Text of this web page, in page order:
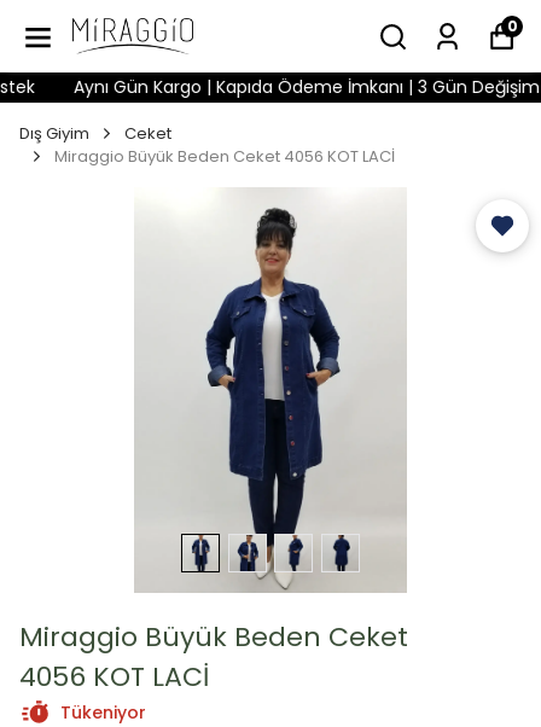
0
Aynı Gün Kargo | Kapıda Ödeme İmkanı | 3 Gün Değişim
Dış Giyim
Ceket
Miraggio Büyük Beden Ceket 4056 KOT LACİ
Miraggio Büyük Beden Ceket
4056 KOT LACİ
Tükeniyor